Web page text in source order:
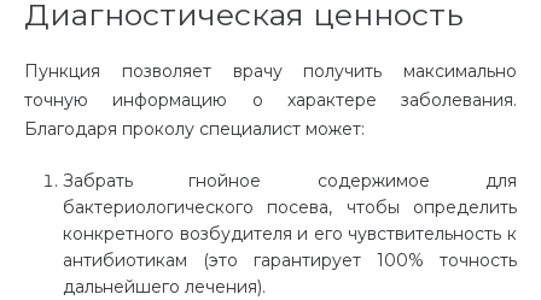
Диагностическая ценность
Пункция позволяет врачу получить максимально
точную информацию о характере заболевания.
Благодаря проколу специалист может:
Забрать гнойное содержимое для
бактериологического посева, чтобы определить
конкретного возбудителя и его чувствительность к
антибиотикам (это гарантирует 100% точность
дальнейшего лечения).